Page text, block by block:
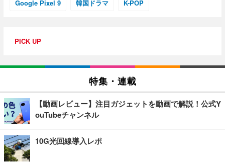
Google Pixel 9 韓国ドラマ K-POP
PICK UP
特集・連載
【動画レビュー】注目ガジェットを動画で解説！公式Y
ouTubeチャンネル
10G光回線導入レポ